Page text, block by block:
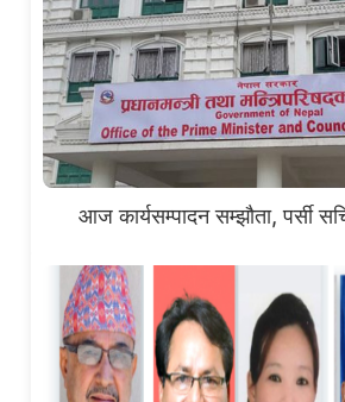
आज कार्यसम्पादन सम्झौता, पर्सी